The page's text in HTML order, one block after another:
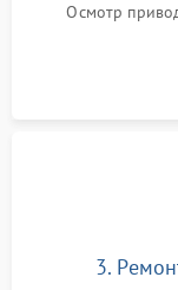
Осмотр
крестовины
3.